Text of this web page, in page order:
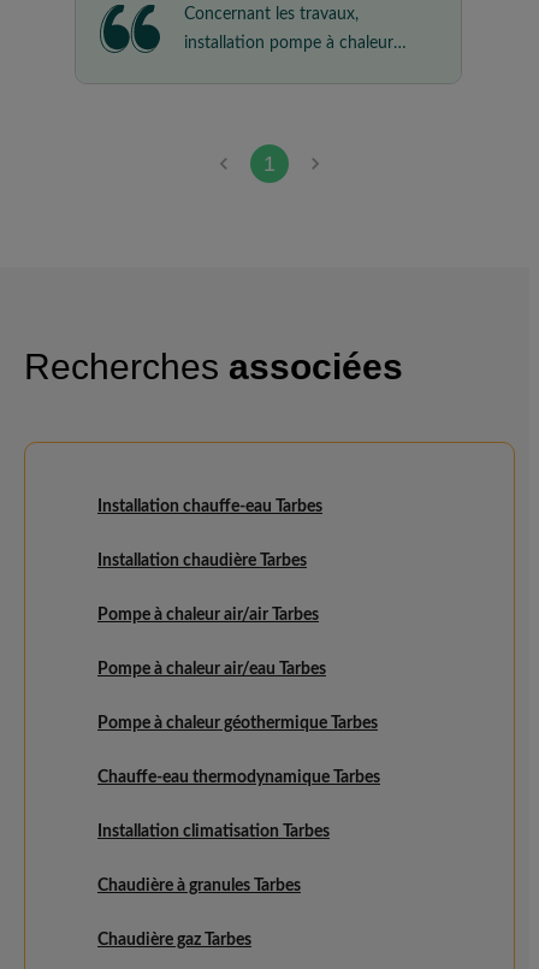
Concernant les travaux,
installation pompe à chaleur
Equipe très sympathique et très
professionnelle, tant dans
1
Recherches associées
Installation chauffe-eau Tarbes
Installation chaudière Tarbes
Pompe à chaleur air/air Tarbes
Pompe à chaleur air/eau Tarbes
Pompe à chaleur géothermique Tarbes
Chauffe-eau thermodynamique Tarbes
Installation climatisation Tarbes
Chaudière à granules Tarbes
Chaudière gaz Tarbes